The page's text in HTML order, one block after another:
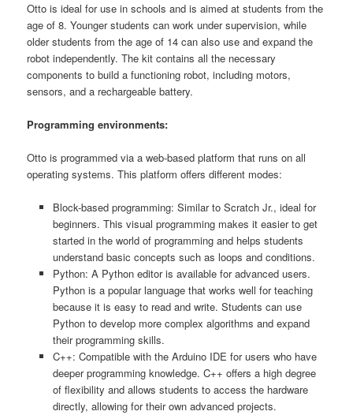
Otto is ideal for use in schools and is aimed at students from the
age of 8. Younger students can work under supervision, while
older students from the age of 14 can also use and expand the
robot independently. The kit contains all the necessary
components to build a functioning robot, including motors,
sensors, and a rechargeable battery.
Programming environments:
Otto is programmed via a web-based platform that runs on all
operating systems. This platform offers different modes:
Block-based programming: Similar to Scratch Jr., ideal for
beginners. This visual programming makes it easier to get
started in the world of programming and helps students
understand basic concepts such as loops and conditions.
Python: A Python editor is available for advanced users.
Python is a popular language that works well for teaching
because it is easy to read and write. Students can use
Python to develop more complex algorithms and expand
their programming skills.
C++: Compatible with the Arduino IDE for users who have
deeper programming knowledge. C++ offers a high degree
of flexibility and allows students to access the hardware
directly, allowing for their own advanced projects.